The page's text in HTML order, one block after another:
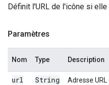
Définit l'URL de l'icône si
Paramètres
Nom Type Description
url String Adresse